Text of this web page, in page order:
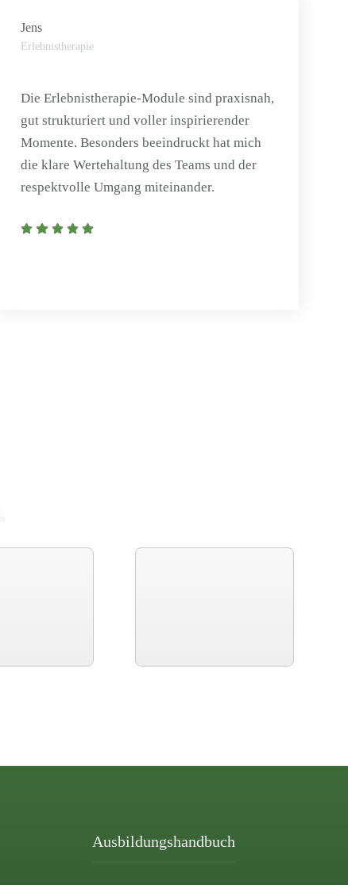
Jens
Erlebnistherapie
Die Erlebnistherapie-Module sind praxisnah,
gut strukturiert und voller inspirierender
Momente. Besonders beeindruckt hat mich
die klare Wertehaltung des Teams und der
respektvolle Umgang miteinander.
Ausbildungshandbuch